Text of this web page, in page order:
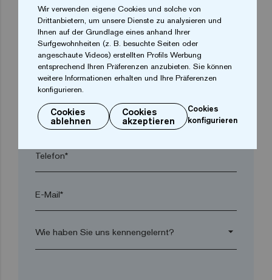
Ort*
Postleitzahl*
Telefon*
E-Mail*
arrow_drop_down
Wir verwenden eigene Cookies und solche von
Drittanbietern, um unsere Dienste zu analysieren und
Ihnen auf der Grundlage eines anhand Ihrer
Surfgewohnheiten (z. B. besuchte Seiten oder
angeschaute Videos) erstellten Profils Werbung
entsprechend Ihren Präferenzen anzubieten. Sie können
weitere Informationen erhalten und Ihre Präferenzen
konfigurieren.
Cookies
ablehnen
Cookies
akzeptieren
Cookies
konfigurieren